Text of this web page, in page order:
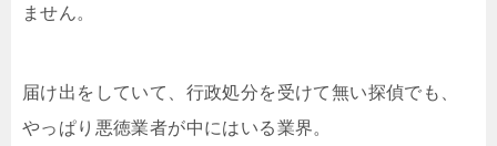
ません。
届け出をしていて、行政処分を受けて無い探偵でも、
やっぱり悪徳業者が中にはいる業界。